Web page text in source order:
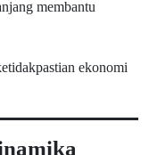
membantu
ekonomi